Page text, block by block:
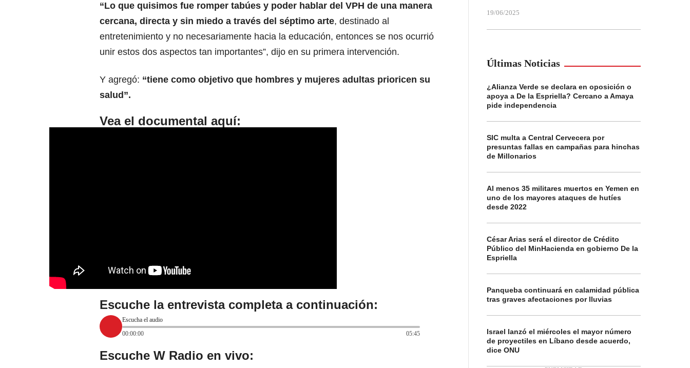
“Lo que quisimos fue romper tabúes y poder hablar del VPH de una manera
cercana, directa y sin miedo a través del séptimo arte, destinado al
entretenimiento y no necesariamente hacia la educación, entonces se nos ocurrió
unir estos dos aspectos tan importantes”, dijo en su primera intervención.
Y agregó: “tiene como objetivo que hombres y mujeres adultas prioricen su
salud”.
Vea el documental aquí:
Escuche la entrevista completa a continuación:
Escucha el audio
00:00:00
05:45
Escuche W Radio en vivo:
19/06/2025
Últimas Noticias
¿Alianza Verde se declara en oposición o
apoya a De la Espriella? Cercano a Amaya
pide independencia
SIC multa a Central Cervecera por
presuntas fallas en campañas para hinchas
de Millonarios
Al menos 35 militares muertos en Yemen en
uno de los mayores ataques de hutíes
desde 2022
César Arias será el director de Crédito
Público del MinHacienda en gobierno De la
Espriella
Panqueba continuará en calamidad pública
tras graves afectaciones por lluvias
Israel lanzó el miércoles el mayor número
de proyectiles en Líbano desde acuerdo,
dice ONU